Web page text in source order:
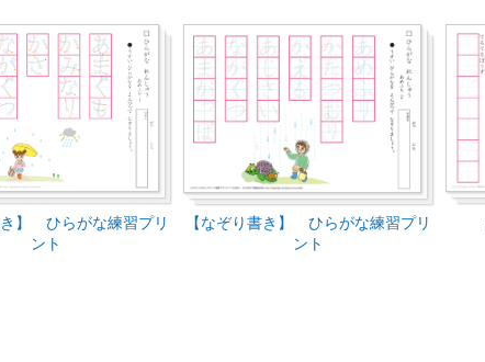
き】 ひらがな練習プリ
ント
【なぞり書き】 ひらがな練習プリ
ント